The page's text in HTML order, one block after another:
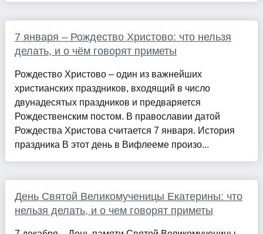
7 января – Рождество Христово: что нельзя
делать, и о чём говорят приметы
Рождество Христово – один из важнейших
христианских праздников, входящий в число
двунадесятых праздников и предваряется
Рождественским постом. В православии датой
Рождества Христова считается 7 января. История
праздника В этот день в Вифлееме произо...
День Святой Великомученицы Екатерины: что
нельзя делать, и о чем говорят приметы